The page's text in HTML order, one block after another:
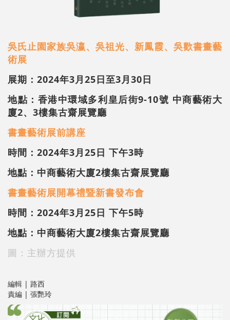
吳氏止園家族吳瀛、吳祖光、新鳳霞、吳歡書畫藝
術展
展期： 2024年3月25日至3月30日
地點：香港中環域多利皇后街9-10號 中商藝術大
廈2、3樓集古齋展覽廳
書畫藝術展前講座
時間：2024年3月25日 下午3時
地點：中商藝術大廈2樓集古齋展覽廳
書畫藝術展開幕禮暨新書發布會
時間：2024年3月25日 下午5時
地點：中商藝術大廈2樓集古齋展覽廳
圖：主辦方提供
編輯 | 路西
責編 | 張艷玲